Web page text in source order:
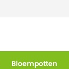
Bloempotten